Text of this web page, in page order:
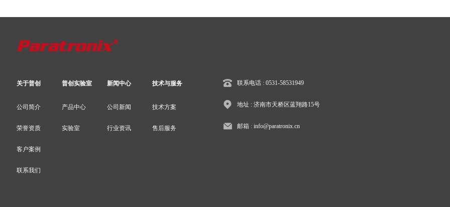
关于普创 普创实验室 新闻中心 技术与服务
公司简介
荣誉资质
客户案例
联系我们
产品中心
实验室
公司新闻
行业资讯
技术方案
售后服务
联系电话 : 0531-58531949
地址 : 济南市天桥区蓝翔路15号
邮箱 : info@paratronix.cn